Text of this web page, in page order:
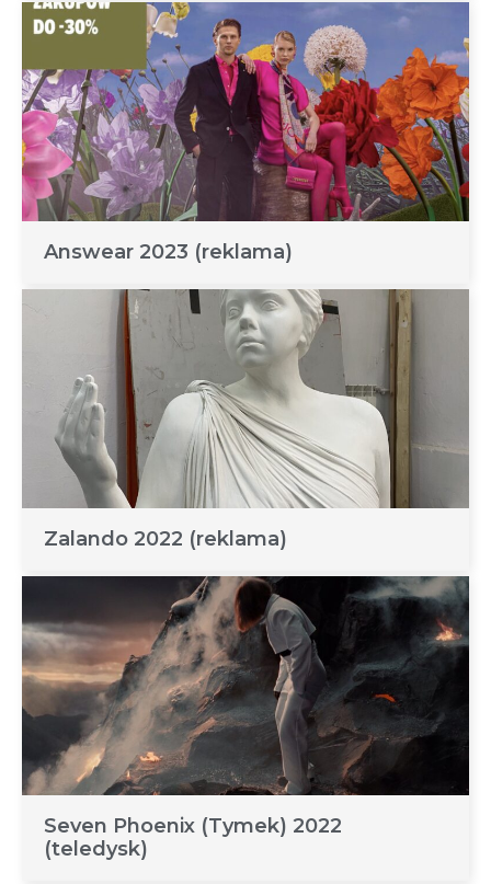
Answear 2023 (reklama)
Zalando 2022 (reklama)
Seven Phoenix (Tymek) 2022
(teledysk)